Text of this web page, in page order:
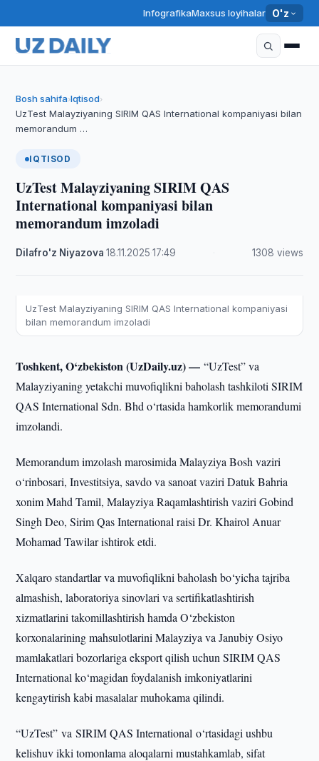
InfografikaMaxsus loyihalar O'z
Bosh sahifa›Iqtisod›
UzTest Malayziyaning SIRIM QAS International kompaniyasi bilan
memorandum …
IQTISOD
UzTest Malayziyaning SIRIM QAS
International kompaniyasi bilan
memorandum imzoladi
Dilafro'z Niyazova ·18.11.2025 ·17:49 1308 views
UzTest Malayziyaning SIRIM QAS International kompaniyasi
bilan memorandum imzoladi
Toshkent, O‘zbekiston (UzDaily.uz) —“UzTest” va
Malayziyaning yetakchi muvofiqlikni baholash tashkiloti SIRIM
QAS International Sdn. Bhd o‘rtasida hamkorlik memorandumi
imzolandi.
Memorandum imzolash marosimida Malayziya Bosh vaziri
o‘rinbosari, Investitsiya, savdo va sanoat vaziri Datuk Bahria
xonim Mahd Tamil, Malayziya Raqamlashtirish vaziri Gobind
Singh Deo, Sirim Qas International raisi Dr. Khairol Anuar
Mohamad Tawilar ishtirok etdi.
Xalqaro standartlar va muvofiqlikni baholash bo‘yicha tajriba
almashish, laboratoriya sinovlari va sertifikatlashtirish
xizmatlarini takomillashtirish hamda O‘zbekiston
korxonalarining mahsulotlarini Malayziya va Janubiy Osiyo
mamlakatlari bozorlariga eksport qilish uchun SIRIM QAS
International ko‘magidan foydalanish imkoniyatlarini
kengaytirish kabi masalalar muhokama qilindi.
“UzTest” va SIRIM QAS International o‘rtasidagi ushbu
kelishuv ikki tomonlama aloqalarni mustahkamlab, sifat